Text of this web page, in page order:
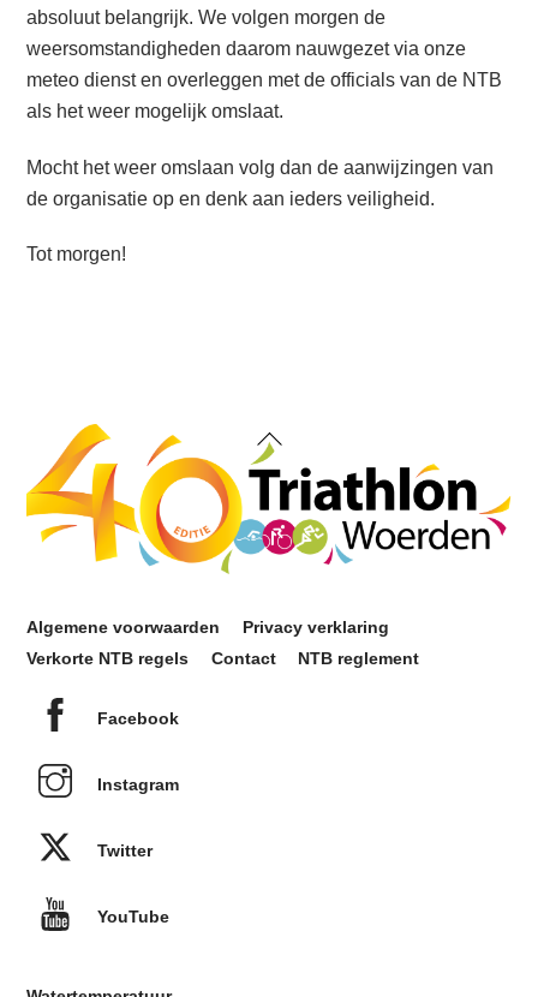
absoluut belangrijk. We volgen morgen de
weersomstandigheden daarom nauwgezet via onze
meteo dienst en overleggen met de officials van de NTB
als het weer mogelijk omslaat.
Mocht het weer omslaan volg dan de aanwijzingen van
de organisatie op en denk aan ieders veiligheid.
Tot morgen!
Back
To
Top
Algemene voorwaarden
Privacy verklaring
Verkorte NTB regels
Contact NTB reglement
Facebook
Instagram
Twitter
YouTube